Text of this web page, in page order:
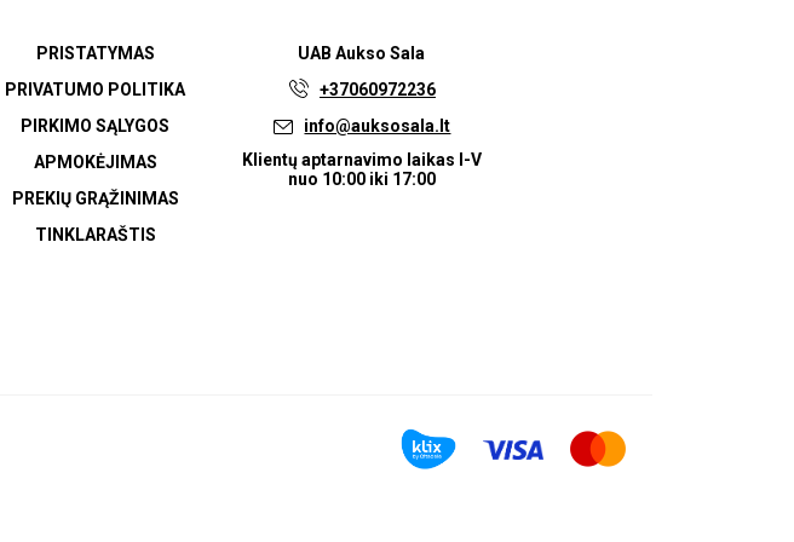
PRISTATYMAS
PRIVATUMO POLITIKA
PIRKIMO SĄLYGOS
APMOKĖJIMAS
PREKIŲ GRĄŽINIMAS
TINKLARAŠTIS
UABAukso Sala
+37060972236
info@auksosala.lt
Klientų aptarnavimo laikas I-V
nuo 10:00 iki 17:00